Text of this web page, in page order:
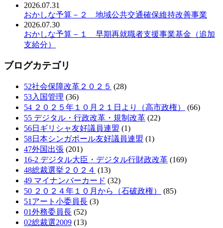
2026.07.31
おかしな予算－２ 地域公共交通確保維持改善事業
2026.07.30
おかしな予算－１ 早期再就職者支援事業基金（追加
支給分）
ブログカテゴリ
52社会保障改革２０２５ (28)
53入国管理 (36)
54 ２０２５年１０月２１日より（高市政権）
(66)
55 デジタル・行政改革・規制改革 (22)
56日ギリシャ友好議員連盟 (1)
58日本シンガポール友好議員連盟 (1)
47外国出張 (201)
16-2 デジタル大臣・デジタル行財政改革 (169)
48総裁選挙２０２４ (13)
49 マイナンバーカード (32)
50 ２０２４年１０月から（石破政権）
(85)
51アート小委員長 (3)
01外務委員長 (52)
02総裁選2009 (13)